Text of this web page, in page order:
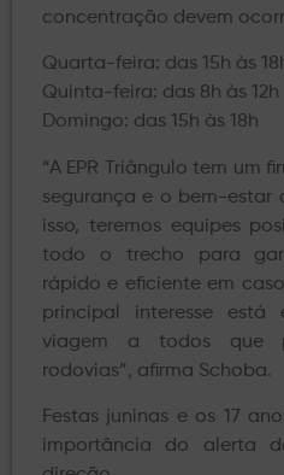
concentração devem
Quarta-feira: das 15h às
Quinta-feira: das 8h às 12h
Domingo: das 15h às 18h
“A EPR Triângulo tem um
segurança e o bem-estar
isso, teremos equipes
todo o trecho para
rápido e eficiente em
principal interesse
viagem a todos que
rodovias”, afirma Schoba.
Festas juninas e os 17
importância do alerta